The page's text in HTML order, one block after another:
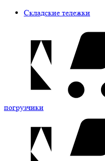
Складские тележки
погрузчики